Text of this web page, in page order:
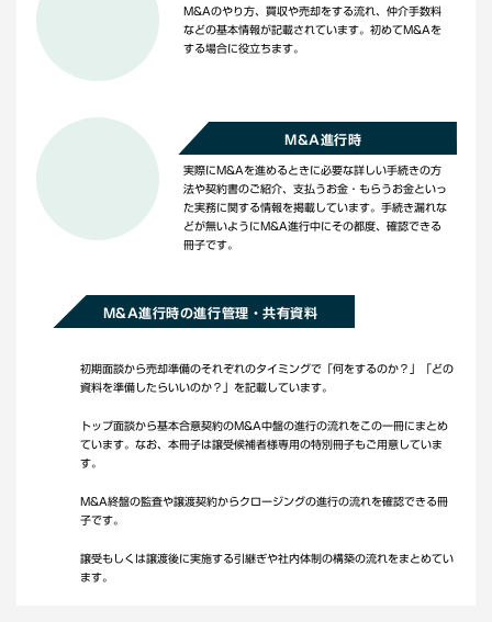
M&Aのやり方、買収や売却をする流れ、仲介手数料
などの基本情報が記載されています。初めてM&Aを
する場合に役立ちます。
M&A進行時
実際にM&Aを進めるときに必要な詳しい手続きの方
法や契約書のご紹介、支払うお金・もらうお金といっ
た実務に関する情報を掲載しています。手続き漏れな
どが無いようにM&A進行中にその都度、確認できる
冊子です。
M&A進行時の進行管理・共有資料
初期面談から売却準備のそれぞれのタイミングで「何をするのか？」「どの
資料を準備したらいいのか？」を記載しています。
トップ面談から基本合意契約のM&A中盤の進行の流れをこの一冊にまとめ
ています。なお、本冊子は譲受候補者様専用の特別冊子もご用意していま
す。
M&A終盤の監査や譲渡契約からクロージングの進行の流れを確認できる冊
子です。
譲受もしくは譲渡後に実施する引継ぎや社内体制の構築の流れをまとめてい
ます。